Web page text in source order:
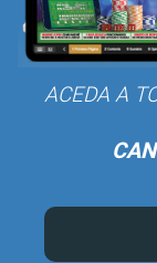
ACEDA A